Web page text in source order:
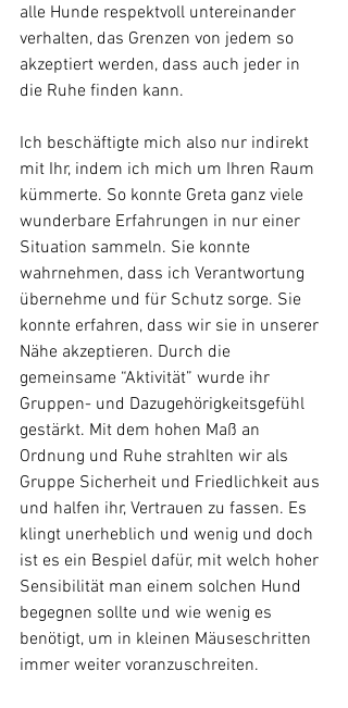
alle Hunde respektvoll untereinander
verhalten, das Grenzen von jedem so
akzeptiert werden, dass auch jeder in
die Ruhe finden kann.
Ich beschäftigte mich also nur indirekt
mit Ihr, indem ich mich um Ihren Raum
kümmerte. So konnte Greta ganz viele
wunderbare Erfahrungen in nur einer
Situation sammeln. Sie konnte
wahrnehmen, dass ich Verantwortung
übernehme und für Schutz sorge. Sie
konnte erfahren, dass wir sie in unserer
Nähe akzeptieren. Durch die
gemeinsame “Aktivität” wurde ihr
Gruppen- und Dazugehörigkeitsgefühl
gestärkt. Mit dem hohen Maß an
Ordnung und Ruhe strahlten wir als
Gruppe Sicherheit und Friedlichkeit aus
und halfen ihr, Vertrauen zu fassen. Es
klingt unerheblich und wenig und doch
ist es ein Bespiel dafür, mit welch hoher
Sensibilität man einem solchen Hund
begegnen sollte und wie wenig es
benötigt, um in kleinen Mäuseschritten
immer weiter voranzuschreiten.